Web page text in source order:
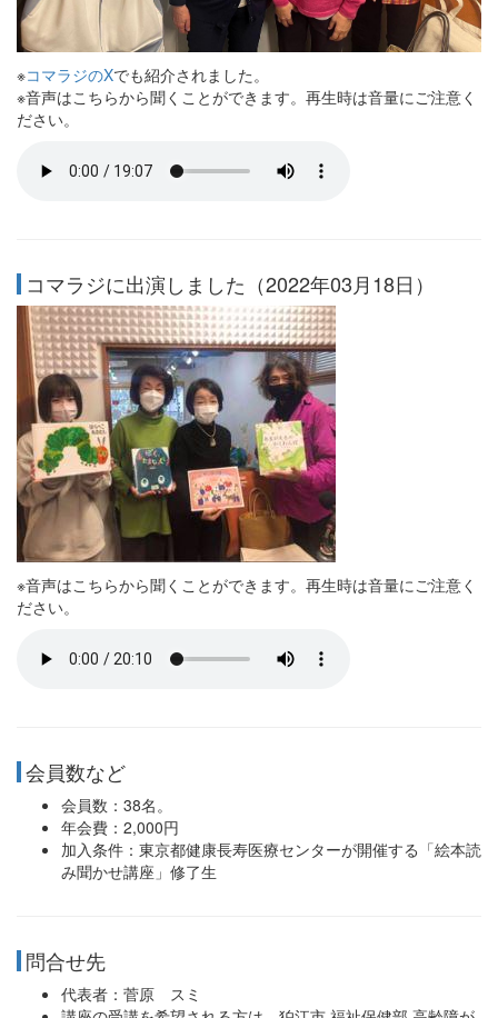
※コマラジのXでも紹介されました。
※音声はこちらから聞くことができます。再生時は音量にご注意く
ださい。
コマラジに出演しました（2022年03月18日）
※音声はこちらから聞くことができます。再生時は音量にご注意く
ださい。
会員数など
会員数：38名。
年会費：2,000円
加入条件：東京都健康長寿医療センターが開催する「絵本読
み聞かせ講座」修了生
問合せ先
代表者：菅原 スミ